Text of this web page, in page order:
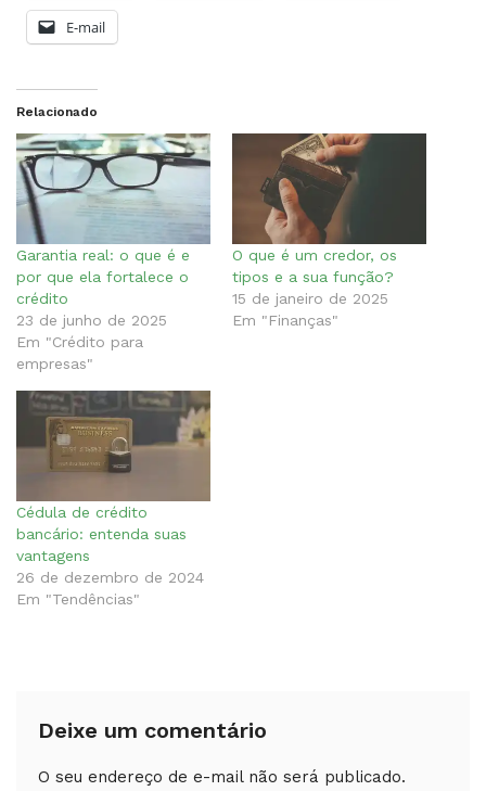
E-mail
Relacionado
Garantia real​: o que é e
por que ela fortalece o
crédito
23 de junho de 2025
Em "Crédito para
empresas"
O que é um credor, os
tipos e a sua função?
15 de janeiro de 2025
Em "Finanças"
Cédula de crédito
bancário: entenda suas
vantagens
26 de dezembro de 2024
Em "Tendências"
Deixe um comentário
O seu endereço de e-mail não será publicado.